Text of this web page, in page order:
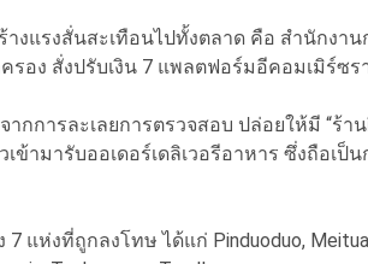
งแรงสั่นสะเทือนไปทั้งตลาด คือ สำนักงา
รอง สั่งปรับเงิน 7 แพลตฟอร์มอีคอมเมิร์ซ
ากการละเลยการตรวจสอบ ปล่อยให้มี “ร้
ข้ามารับออเดอร์เดลิเวอรีอาหาร ซึ่งถือเ
แห่งที่ถูกลงโทษ ได้แก่ Pinduoduo,